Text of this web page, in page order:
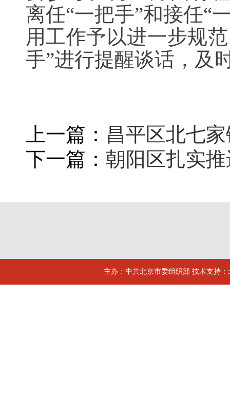
离任“一把手”和接任“
用工作予以进一步规
手”进行提醒谈话，及
上一篇： 昌平区北七
下一篇： 朝阳区扎实
主办：中共北京市委组织部 技术支持